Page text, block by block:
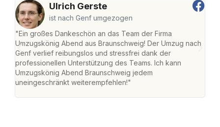
Ulrich Gerste
ist nach Genf umgezogen
"Ein großes Dankeschön an das Team der Firma
Umzugskönig Abend aus Braunschweig! Der Umzug nach
Genf verlief reibungslos und stressfrei dank der
professionellen Unterstützung des Teams. Ich kann
Umzugskönig Abend Braunschweig jedem
uneingeschränkt weiterempfehlen!"